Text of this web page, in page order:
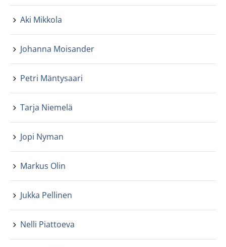
Aki Mikkola
Johanna Moisander
Petri Mäntysaari
Tarja Niemelä
Jopi Nyman
Markus Olin
Jukka Pellinen
Nelli Piattoeva